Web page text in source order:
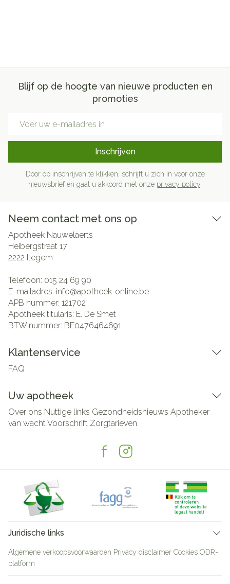
Blijf op de hoogte van nieuwe producten en
promoties
Inschrijven
Door op inschrijven te klikken, schrijft u zich in voor onze
nieuwsbrief en gaat u akkoord met onze privacy policy
Neem contact met ons op
Apotheek Nauwelaerts
Heibergstraat 17
2222 Itegem
Telefoon: 015 24 69 90
E-mailadres: info@apotheek-online.be
APB nummer: 121702
Apotheek titularis: E. De Smet
BTW nummer: BE0476464691
Klantenservice
FAQ
Uw apotheek
Over ons Nuttige links Gezondheidsnieuws Apotheker
van wachtVoorschrift Zorgtarieven
Juridische links
Algemene verkoopsvoorwaarden Privacy disclaimer Cookies ODR-
platform